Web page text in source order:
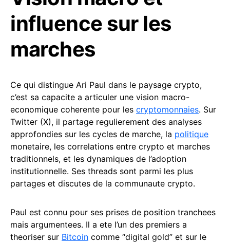
influence sur les
marches
Ce qui distingue Ari Paul dans le paysage crypto,
c’est sa capacite a articuler une vision macro-
economique coherente pour les cryptomonnaies. Sur
Twitter (X), il partage regulierement des analyses
approfondies sur les cycles de marche, la politique
monetaire, les correlations entre crypto et marches
traditionnels, et les dynamiques de l’adoption
institutionnelle. Ses threads sont parmi les plus
partages et discutes de la communaute crypto.
Paul est connu pour ses prises de position tranchees
mais argumentees. Il a ete l’un des premiers a
theoriser sur Bitcoin comme “digital gold” et sur le